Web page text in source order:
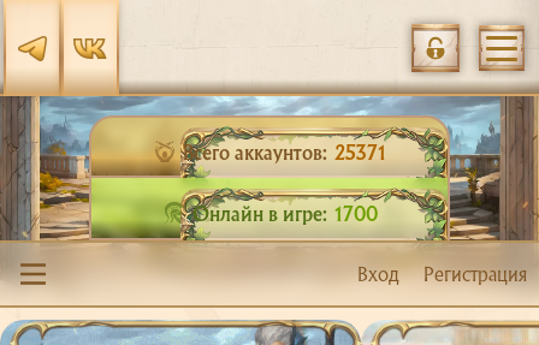
Всего аккаунтов: 25371
Онлайн в игре: 1700
Вход Регистрация